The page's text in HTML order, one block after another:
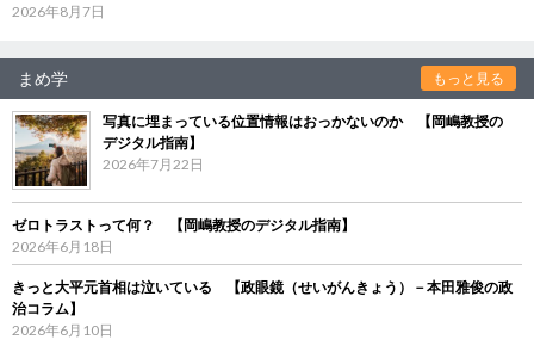
2026年8月7日
まめ学 もっと見る
写真に埋まっている位置情報はおっかないのか 【岡嶋教授の
デジタル指南】
2026年7月22日
ゼロトラストって何？ 【岡嶋教授のデジタル指南】
2026年6月18日
きっと大平元首相は泣いている 【政眼鏡（せいがんきょう）－本田雅俊の政
治コラム】
2026年6月10日